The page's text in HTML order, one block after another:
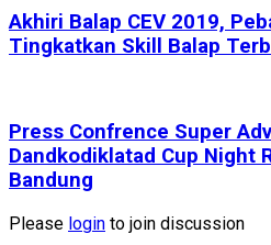
Akhiri Balap CEV 2019,
Tingkatkan Skill Balap
Press Confrence Super
Dandkodiklatad Cup Night
Bandung
Please login to join discussion